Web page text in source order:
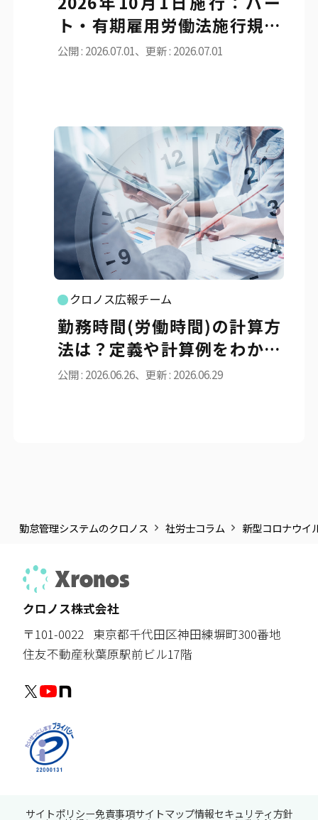
ト・有期雇用労働法施行規則
等の改正と同一労働同一賃金
公開 : 2026.07.01、更新 : 2026.07.01
クロノス広報チーム
勤務時間(労働時間)の計算方
法は？定義や計算例をわかり
やすく解説
公開 : 2026.06.26、更新 : 2026.06.29
勤怠管理システムのクロノス 社労士コラム 新型コロナウイ
クロノス株式会社
〒101-0022 東京都千代田区神田練塀町300番地
住友不動産秋葉原駅前ビル17階
サイトポリシー免責事項サイトマップ情報セキュリティ方針